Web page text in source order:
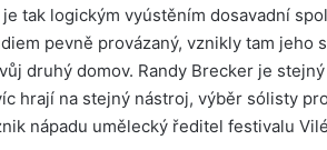
tak logickým vyústěním dosavadní
pevně provázaný, vznikly tam jeho
druhý domov. Randy Brecker je
hrají na stejný nástroj, výběr sólisty
nápadu umělecký ředitel festivalu